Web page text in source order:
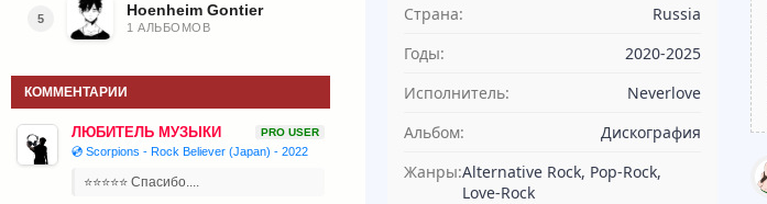
Страна:
Russia
Годы:
2020-2025
Исполнитель:
Neverlove
Альбом:
Дискография
Жанры:Alternative Rock, Pop-Rock,
Love-Rock
5 Hoenheim Gontier
1 АЛЬБОМОВ
КОММЕНТАРИИ
ЛЮБИТЕЛЬ МУЗЫКИ PRO USER
💿 Scorpions - Rock Believer (Japan) - 2022
⭐⭐⭐⭐⭐ Спасибо....